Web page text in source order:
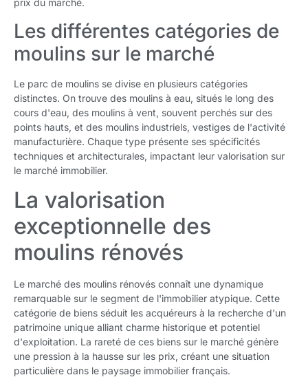
prix du marché.
Les différentes catégories de
moulins sur le marché
Le parc de moulins se divise en plusieurs catégories
distinctes. On trouve des moulins à eau, situés le long des
cours d'eau, des moulins à vent, souvent perchés sur des
points hauts, et des moulins industriels, vestiges de l'activité
manufacturière. Chaque type présente ses spécificités
techniques et architecturales, impactant leur valorisation sur
le marché immobilier.
La valorisation
exceptionnelle des
moulins rénovés
Le marché des moulins rénovés connaît une dynamique
remarquable sur le segment de l'immobilier atypique. Cette
catégorie de biens séduit les acquéreurs à la recherche d'un
patrimoine unique alliant charme historique et potentiel
d'exploitation. La rareté de ces biens sur le marché génère
une pression à la hausse sur les prix, créant une situation
particulière dans le paysage immobilier français.